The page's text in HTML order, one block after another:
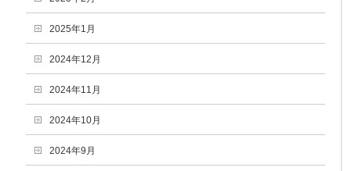
2025年1月
2024年12月
2024年11月
2024年10月
2024年9月